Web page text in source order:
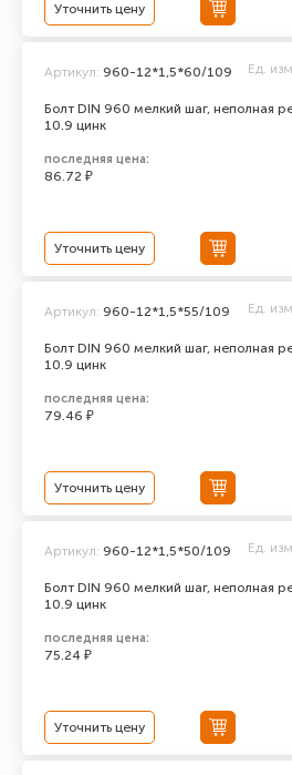
Уточнить цену
Болт DIN 960 мелкий шаг, неполная
10.9 цинк
Артикул: 960-12*1,5*60/109 Ед.
последняя цена:
86.72 ₽
Уточнить цену
Болт DIN 960 мелкий шаг, неполная
10.9 цинк
Артикул: 960-12*1,5*55/109 Ед.
последняя цена:
79.46 ₽
Уточнить цену
Болт DIN 960 мелкий шаг, неполная
10.9 цинк
Артикул: 960-12*1,5*50/109 Ед.
последняя цена:
75.24 ₽
Уточнить цену